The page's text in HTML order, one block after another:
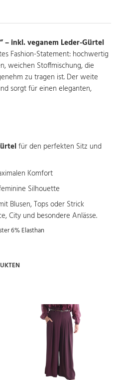
– inkl. veganem Leder-Gürtel
Fashion-Statement: hochwertig
weichen Stoffmischung, die
zu tragen ist. Der weite
sorgt für einen eleganten,
für den perfekten Sitz und
Komfort
Silhouette
Blusen, Tops oder Strick
City und besondere Anlässe.
6% Elasthan